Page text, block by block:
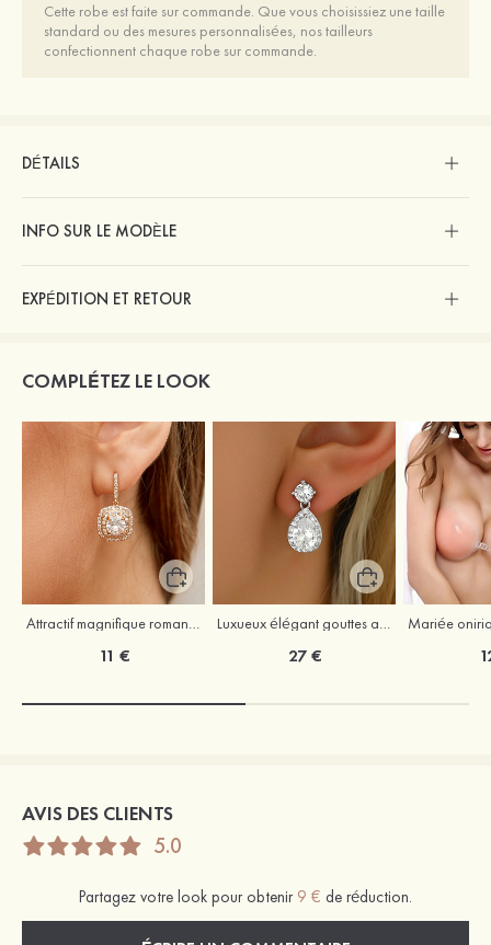
Cette robe est faite sur commande. Que vous choisissiez une taille
standard ou des mesures personnalisées, nos tailleurs
confectionnent chaque robe sur commande.
DÉTAILS
INFO SUR LE MODÈLE
EXPÉDITION ET RETOUR
COMPLÉTEZ LE LOOK
Attractif magnifique romantique argent s925 zircon boucles d'oreilles
11 €
Luxueux élégant gouttes alliage boucles d'oreilles avec zircone cubique strass
27 €
AVIS DES CLIENTS
5.0
Partagez votre look pour obtenir 9 € de réduction.